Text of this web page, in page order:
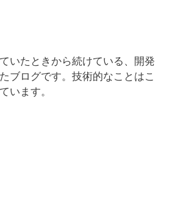
いたときから続けている、開発
ブログです。技術的なことはこ
います。